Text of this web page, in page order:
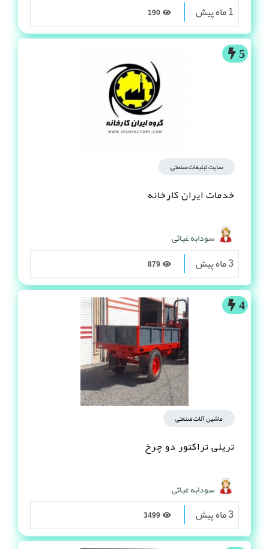
1 ماه پیش
5
سایت تبلیغات صنعتی
خدمات ایران کارخانه
سودابه غیاثی
3 ماه پیش
4
ماشین آلات صنعتی
تریلی تراکتور دو چرخ
سودابه غیاثی
3 ماه پیش